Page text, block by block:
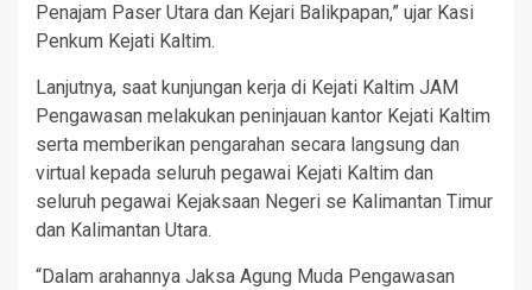
Penajam Paser Utara dan Kejari Balikpapan,” ujar Kasi
Penkum Kejati Kaltim.
Lanjutnya, saat kunjungan kerja di Kejati Kaltim JAM
Pengawasan melakukan peninjauan kantor Kejati Kaltim
serta memberikan pengarahan secara langsung dan
virtual kepada seluruh pegawai Kejati Kaltim dan
seluruh pegawai Kejaksaan Negeri se Kalimantan Timur
dan Kalimantan Utara.
“Dalam arahannya Jaksa Agung Muda Pengawasan